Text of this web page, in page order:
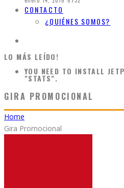
CONTACTO
¿QUIÉNES SOMOS?
LO MÁS LEÍDO!
YOU NEED TO INSTALL
"STATS".
GIRA PROMOCIONAL
Home
Gira Promocional